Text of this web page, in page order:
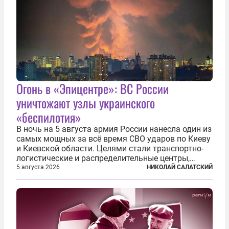
Огонь в «Эпицентре»: ВС России
уничтожают узлы украинского
«беспилотия»
В ночь на 5 августа армия России нанесла один из
самых мощных за всё время СВО ударов по Киеву
и Киевской области. Целями стали транспортно-
логистические и распределительные центры,
которые ВСУ использовали для хранения и
доставки вооружений и грузов военного
назначения. Атака также «накрыла»...
5 августа 2026 НИКОЛАЙ САЛАТСКИЙ